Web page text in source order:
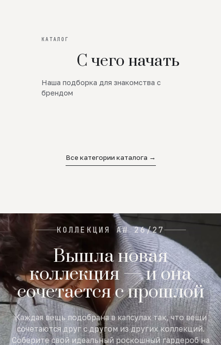
КАТАЛОГ
С чего начать
Наша подборка для знакомства с
брендом
Новинки
SALE
Все категории каталога →
КОЛЛЕКЦИЯ AW 26/27
Вышла новая
коллекция — и она
сочетается с прошлой
Каждая вещь подобрана в капсулах так, что вещи
сочетаются друг с другом из других коллекций.
Соберите свой идеальный роскошный гардероб на